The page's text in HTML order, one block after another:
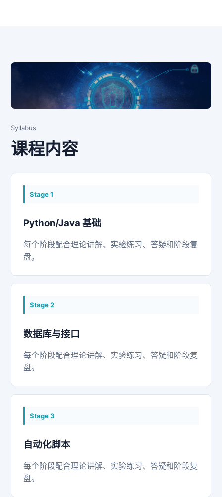
Syllabus
课程内容
Stage1
Python/Java 基础
每个阶段配合理论讲解、实验练习、答疑和阶段复
盘。
Stage2
数据库与接口
每个阶段配合理论讲解、实验练习、答疑和阶段复
盘。
Stage3
自动化脚本
每个阶段配合理论讲解、实验练习、答疑和阶段复
盘。